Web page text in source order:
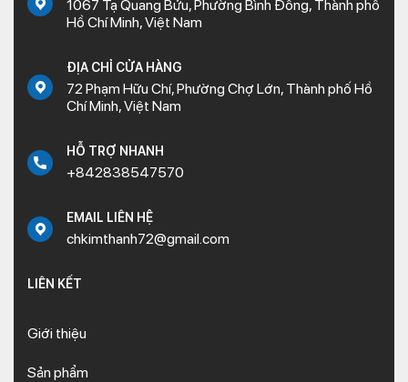
1067 Tạ Quang Bửu, Phường Bình Đông, Thành phố
Hồ Chí Minh, Việt Nam
ĐỊA CHỈ CỬA HÀNG
72 Phạm Hữu Chí, Phường Chợ Lớn, Thành phố Hồ
Chí Minh, Việt Nam
HỖ TRỢ NHANH
+842838547570
EMAIL LIÊN HỆ
chkimthanh72@gmail.com
LIÊN KẾT
Giới thiệu
Sản phẩm